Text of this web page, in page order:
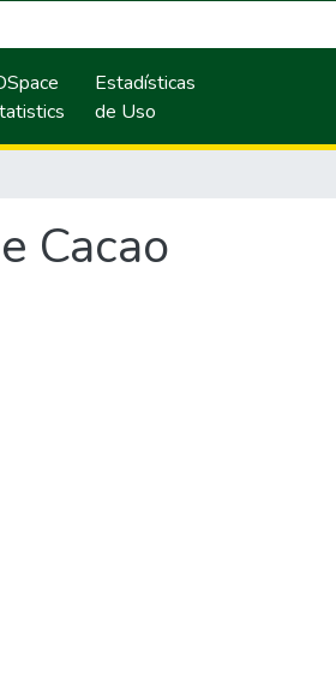
Estadísticas
de Uso
Cacao